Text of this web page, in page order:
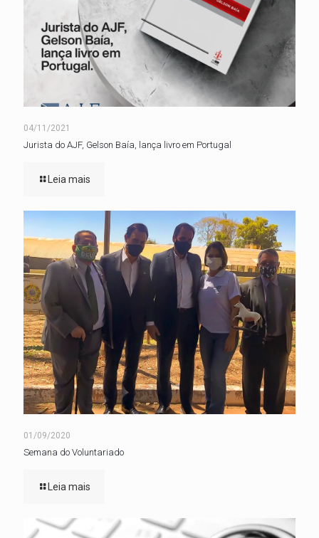
04/11/2021
Jurista do AJF, Gelson Baía, lança livro em Portugal
Leia mais
01/09/2020
Semana do Voluntariado
Leia mais